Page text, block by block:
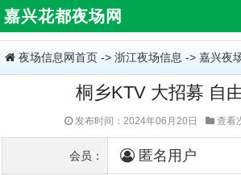
嘉兴花都夜场网
夜场信息网首页 -> 浙江夜场信息 -> 嘉兴夜
桐乡KTV 大招募 自
发布时间：2024年06月20日 查看
会员： 匿名用户